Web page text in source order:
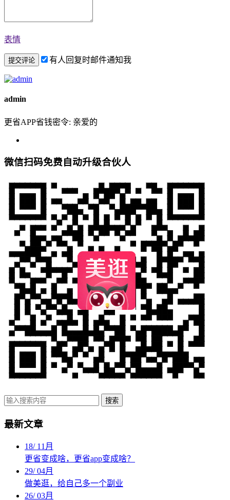
表情
有人回复时邮件通知我
admin
更省APP省钱密令: 亲爱的
微信扫码免费自动升级合伙人
搜索
最新文章
18/ 11月
更省变成啥，更省app变成啥？
29/04月
做美逛，给自己多一个副业
26/03月